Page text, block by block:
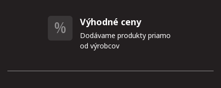
Výhodné ceny
Dodávame produkty priamo
od výrobcov